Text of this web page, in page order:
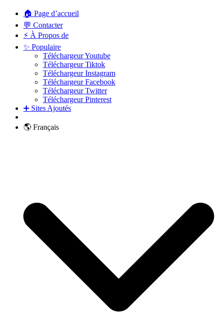
🏠 Page d’accueil
💬 Contacter
⚡ À Propos de
✨ Populaire
Téléchargeur Youtube
Téléchargeur Tiktok
Téléchargeur Instagram
Téléchargeur Facebook
Téléchargeur Twitter
Téléchargeur Pinterest
➕ Sites Ajoutés
🌎 Français